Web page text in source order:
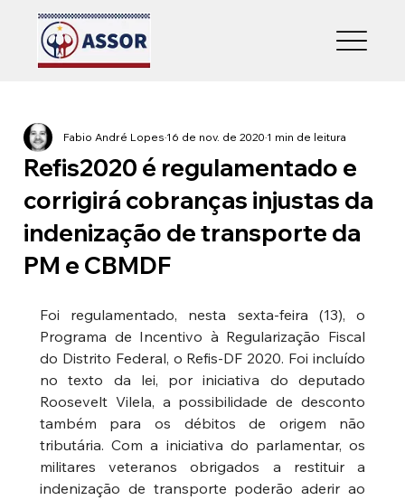
Refis2020 é regulamentado e
corrigirá cobranças injustas da
indenização de transporte da
PM e CBMDF
Fabio André Lopes16 de nov. de 20201 min de leitura
Foi regulamentado, nesta sexta-feira (13), o
Programa de Incentivo à Regularização Fiscal
do Distrito Federal, o Refis-DF 2020. Foi incluído
no texto da lei, por iniciativa do deputado
Roosevelt Vilela, a possibilidade de desconto
também para os débitos de origem não
tributária. Com a iniciativa do parlamentar, os
militares veteranos obrigados a restituir a
indenização de transporte poderão aderir ao